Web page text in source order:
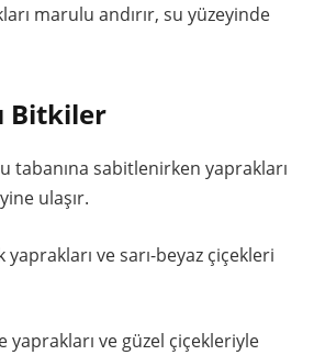
marulu andırır, su yüzeyinde
Bitkiler
tabanına sabitlenirken yaprakları
ulaşır.
yaprakları ve sarı-beyaz çiçekleri
yaprakları ve güzel çiçekleriyle